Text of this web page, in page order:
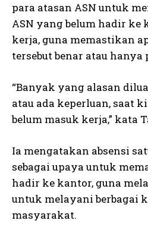
para atasan ASN untuk
ASN yang belum hadir ke
kerja, guna memastikan
tersebut benar atau hanya
“Banyak yang alasan
atau ada keperluan, saat
belum masuk kerja,” kata
Ia mengatakan absensi
sebagai upaya untuk
hadir ke kantor, guna
untuk melayani berbagai
masyarakat.